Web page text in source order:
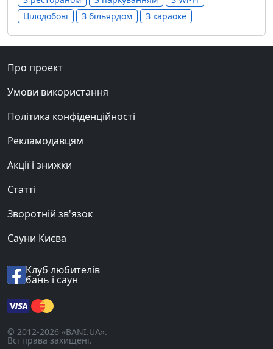
Цілодобові
З більярдом З караоке
Про проект
Умови використання
Політика конфіденційності
Рекламодавцям
Акції і знижки
Статті
Зворотній зв'язок
Сауни Києва
Клуб любителів
бань і саун
© 2012-2026 «BANI.UA».
Всі права захищені.